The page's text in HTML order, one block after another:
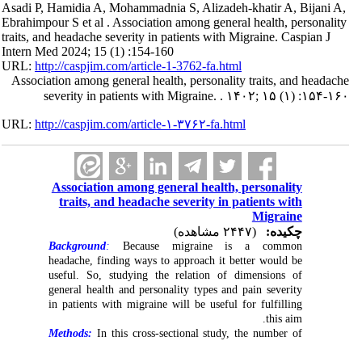
Asadi P, Hamidia A, Mohammadnia S, Alizadeh-khatir A, Bijani A,
Ebrahimpour S et al . Association among general health, personality
traits, and headache severity in patients with Migraine. Caspian J
Intern Med 2024; 15 (1) :154-160
URL:http://caspjim.com/article-1-3762-fa.html
Association among general health, personality traits, and headache
severity in patients with Migraine. . ۱۴۰۲; ۱۵ (۱) :۱۵۴-۱۶۰
URL:http://caspjim.com/article-۱-۳۷۶۲-fa.html
Association among general health, personality
traits, and headache severity in patients with
Migraine
چکیده:
Background
Because migraine is a common
headache, finding ways to approach it better would be
useful. So, studying the relation of dimensions of
general health and personality types and pain severity
in patients with migraine will be useful for fulfilling
this aim.
Methods:In this cross-sectional study, the number of